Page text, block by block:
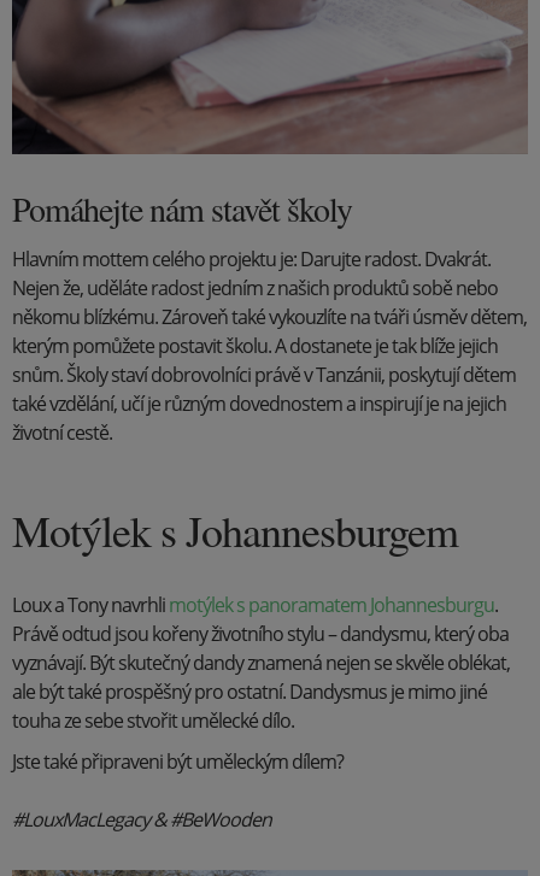
Pomáhejte nám stavět školy
Hlavním mottem celého projektu je: Darujte radost. Dvakrát.
Nejen že, uděláte radost jedním z našich produktů sobě nebo
někomu blízkému. Zároveň také vykouzlíte na tváři úsměv dětem,
kterým pomůžete postavit školu. A dostanete je tak blíže jejich
snům. Školy staví dobrovolníci právě v Tanzánii, poskytují dětem
také vzdělání, učí je různým dovednostem a inspirují je na jejich
životní cestě.
Motýlek s Johannesburgem
Loux a Tony navrhlimotýlek s panoramatem Johannesburgu.
Právě odtud jsou kořeny životního stylu – dandysmu, který oba
vyznávají. Být skutečný dandy znamená nejen se skvěle oblékat,
ale být také prospěšný pro ostatní. Dandysmus je mimo jiné
touha ze sebe stvořit umělecké dílo.
Jste také připraveni být uměleckým dílem?
#LouxMacLegacy &#BeWooden